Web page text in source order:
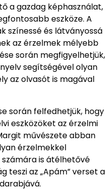
a gazdag képhasználat,
eszköze. A
színessé és látványossá
az érzelmek mélyebb
során megfigyelhetjük,
segítségével olyan
az olvasót is magával
során felfedhetjük, hogy
eszközöket az érzelmi
művészete abban
érzelmekkel
is átélhetővé
teszi az „Apám” verset a